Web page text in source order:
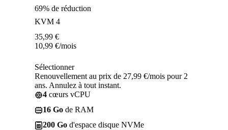
69% de réduction
KVM 4
35,99 €
10,99 €/mois
Sélectionner
Renouvellement au prix de 27,99 €/mois pour 2
ans. Annulez à tout instant.
4 cœurs vCPU
16 Go de RAM
200 Go d'espace disque NVMe